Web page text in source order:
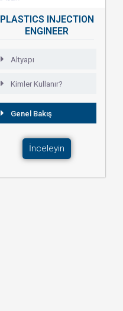
PLASTICS INJECTION
ENGINEER
Altyapı
Kimler Kullanır?
Genel Bakış
İnceleyin